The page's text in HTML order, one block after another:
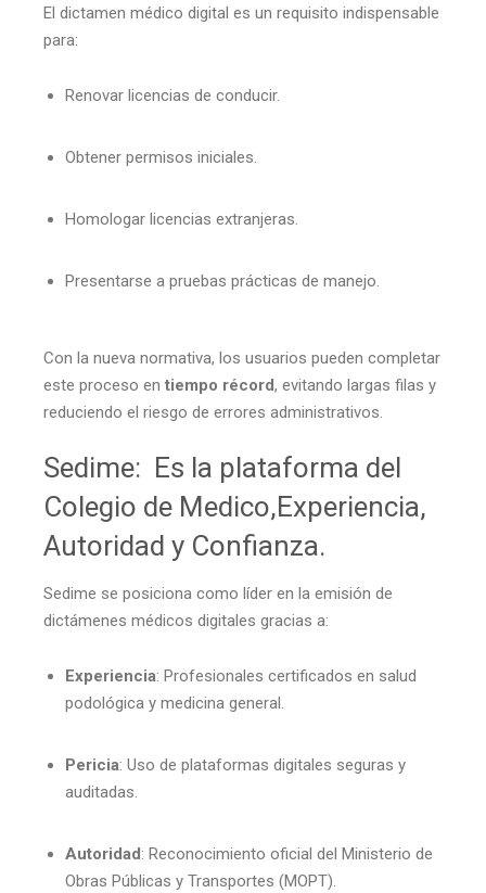
El dictamen médico digital es un requisito indispensable
para:
Renovar licencias de conducir.
Obtener permisos iniciales.
Homologar licencias extranjeras.
Presentarse a pruebas prácticas de manejo.
Con la nueva normativa, los usuarios pueden completar
este proceso en tiempo récord, evitando largas filas y
reduciendo el riesgo de errores administrativos.
Sedime: Es la plataforma del
Colegio de Medico,Experiencia,
Autoridad y Confianza.
Sedime se posiciona como líder en la emisión de
dictámenes médicos digitales gracias a:
Experiencia: Profesionales certificados en salud
podológica y medicina general.
Pericia: Uso de plataformas digitales seguras y
auditadas.
Autoridad: Reconocimiento oficial del Ministerio de
Obras Públicas y Transportes (MOPT).